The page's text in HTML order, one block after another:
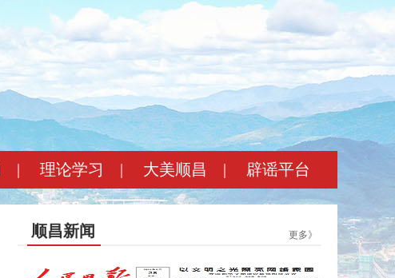
| 理论学习 | 大美顺昌 | 辟谣平台
更多》
顺昌新闻